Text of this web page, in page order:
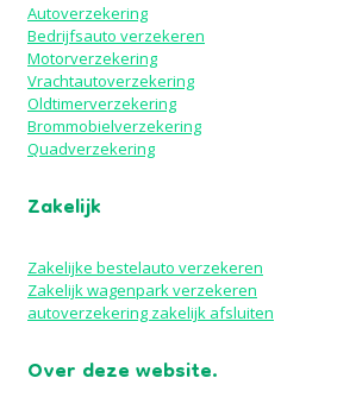
Autoverzekering
Bedrijfsauto verzekeren
Motorverzekering
Vrachtautoverzekering
Oldtimerverzekering
Brommobielverzekering
Quadverzekering
Zakelijk
Zakelijke bestelauto verzekeren
Zakelijk wagenpark verzekeren
autoverzekering zakelijk afsluiten
Over deze website.